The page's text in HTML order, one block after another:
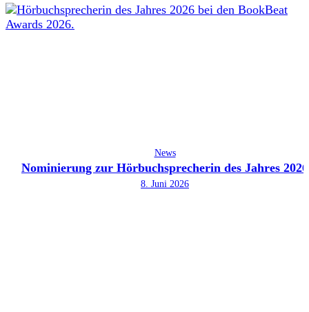
News
Nominierung zur Hörbuchsprecherin des Jahres 2026
8. Juni 2026